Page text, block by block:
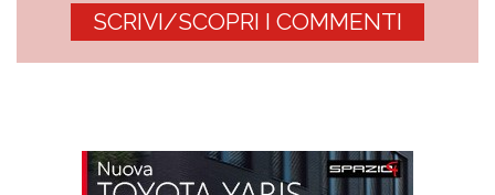
SCRIVI/SCOPRI I COMMENTI